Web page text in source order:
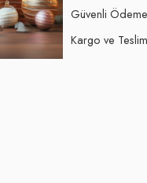
Güvenli Ödeme
Kargo ve